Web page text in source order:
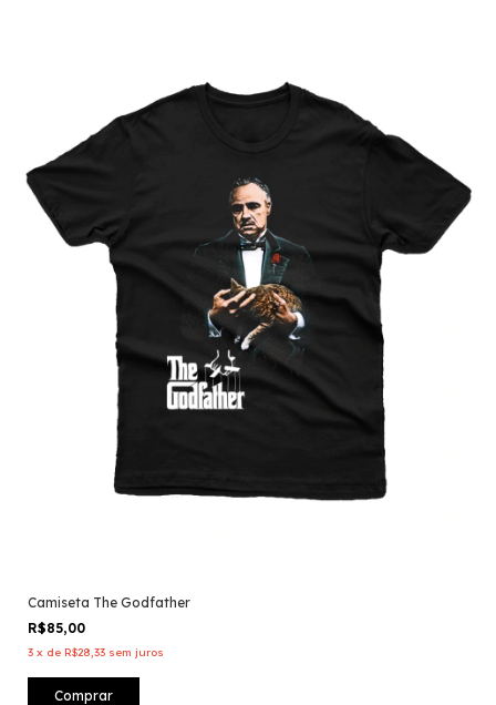
Camiseta The Godfather
R$85,00
3 x de R$28,33 sem juros
Comprar